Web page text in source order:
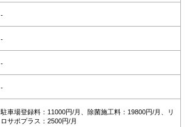
-
-
-
-
駐車場登録料：11000円/月、除菌施工料：19800円/月、リ
ロサポプラス：2500円/月